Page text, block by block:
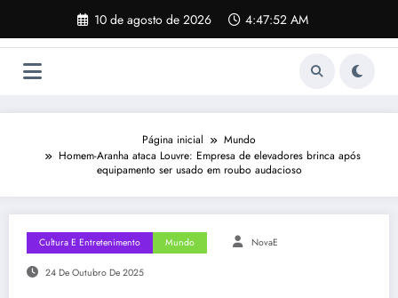
o
10 de agosto de 2026 4:47:53 AM
Página inicial
Mundo
Homem-Aranha ataca Louvre: Empresa de elevadores brinca após
equipamento ser usado em roubo audacioso
Cultura E Entretenimento Mundo NovaE
24 De Outubro De 2025